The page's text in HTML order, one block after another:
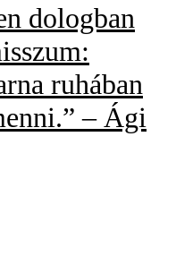
dologban
ruhában
– Ági